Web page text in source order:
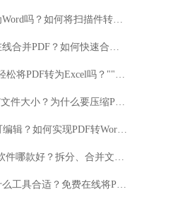
1.扫描件能转为Word吗？如何将扫描件转为Word？
2.为什么选择在线合并PDF？如何快速合并PDF文件？
3."想知道如何轻松将PDF转为Excel吗？""PDF转Excel，省时又高效，怎么做呢？"
4.如何压缩PDF文件大小？为什么要压缩PDF文件大小？
5.PDF转Word可编辑？如何实现PDF转Word可编辑？
6.pdf拆分合并软件哪款好？拆分、合并文件步骤分享
7.格式转换用什么工具合适？免费在线将PPT转换成PDF的方法